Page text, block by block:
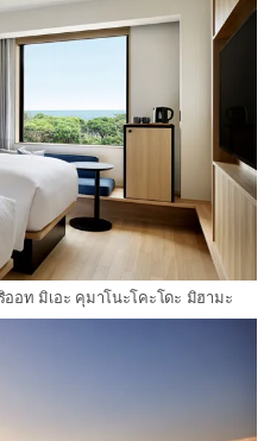
อท มิเอะ คุมาโนะโคะโดะ มิฮามะ